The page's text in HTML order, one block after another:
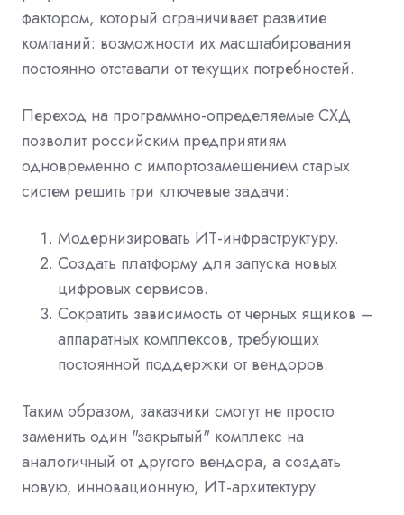
фактором, который ограничивает развитие
компаний: возможности их масштабирования
постоянно отставали от текущих потребностей.
Переход на программно-определяемые СХД
позволит российским предприятиям
одновременно с импортозамещением старых
систем решить три ключевые задачи:
Модернизировать ИТ-инфраструктуру.
Создать платформу для запуска новых
цифровых сервисов.
Сократить зависимость от черных ящиков –
аппаратных комплексов, требующих
постоянной поддержки от вендоров.
Таким образом, заказчики смогут не просто
заменить один "закрытый" комплекс на
аналогичный от другого вендора, а создать
новую, инновационную, ИТ-архитектуру.